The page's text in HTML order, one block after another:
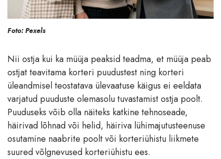
Foto: Pexels
Nii ostja kui ka müüja peaksid teadma, et müüja peab
ostjat teavitama korteri puudustest ning korteri
üleandmisel teostatava ülevaatuse käigus ei eeldata
varjatud puuduste olemasolu tuvastamist ostja poolt.
Puuduseks võib olla näiteks katkine tehnoseade,
häirivad lõhnad või helid, häiriva lühimajutusteenuse
osutamine naabrite poolt või korteriühistu liikmete
suured võlgnevused korteriühistu ees.